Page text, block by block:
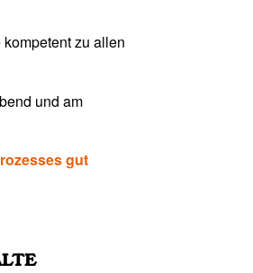
zu allen
und am
gut